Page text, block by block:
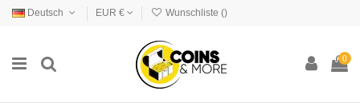
Deutsch EUR € Wunschliste ()
0